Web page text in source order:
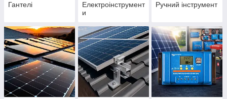
Гантелі
Електроінструмент
и
Ручний інструмент